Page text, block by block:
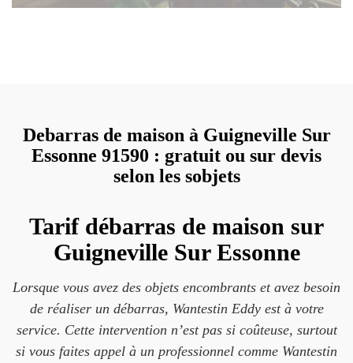
Debarras de maison à Guigneville Sur
Essonne 91590 : gratuit ou sur devis
selon les sobjets
Tarif débarras de maison sur
Guigneville Sur Essonne
Lorsque vous avez des objets encombrants et avez besoin
de réaliser un débarras, Wantestin Eddy est à votre
service. Cette intervention n’est pas si coûteuse, surtout
si vous faites appel à un professionnel comme Wantestin